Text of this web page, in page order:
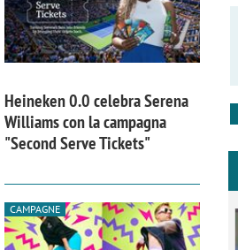
Heineken 0.0 celebra Serena
Williams con la campagna
"Second Serve Tickets"
CAMPAGNE